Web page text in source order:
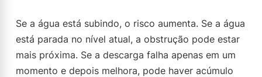
Se a água está subindo, o risco aumenta. Se a água
está parada no nível atual, a obstrução pode estar
mais próxima. Se a descarga falha apenas em um
momento e depois melhora, pode haver acúmulo